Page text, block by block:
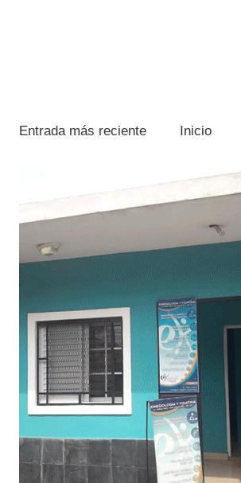
Entrada más reciente Inicio